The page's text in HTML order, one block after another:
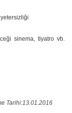
sinema, tiyatro vb.
Tarihi:13.01.2016